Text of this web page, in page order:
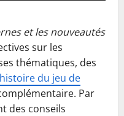
et les nouveautés
sur les
thématiques, des
du jeu de
Par
des conseils